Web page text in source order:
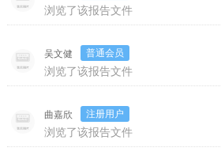
浏览了该报告文件
吴文健 普通会员
浏览了该报告文件
曲嘉欣 注册用户
浏览了该报告文件